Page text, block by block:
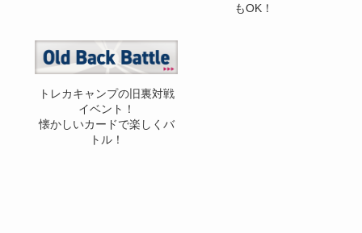
もOK！
トレカキャンプの旧裏対戦
イベント！
懐かしいカードで楽しくバ
トル！